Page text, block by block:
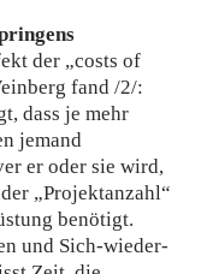
der „costs of
fand /2/:
dass je mehr
jemand
er oder sie wird,
„Projektanzahl“
benötigt.
und Sich-wieder-